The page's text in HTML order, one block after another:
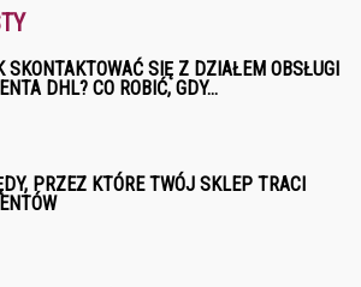
SKONTAKTOWAĆ SIĘ Z DZIAŁEM OBSŁUGI
DHL? CO ROBIĆ, GDY...
PRZEZ KTÓRE TWÓJ SKLEP TRACI